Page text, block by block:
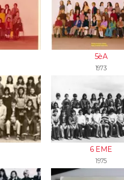
5èA
1973
6 EME
1975